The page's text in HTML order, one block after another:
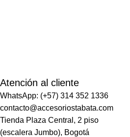
Atención al cliente
WhatsApp: (+57) 314 352 1336
contacto@accesoriostabata.com
Tienda Plaza Central, 2 piso
(escalera Jumbo), Bogotá